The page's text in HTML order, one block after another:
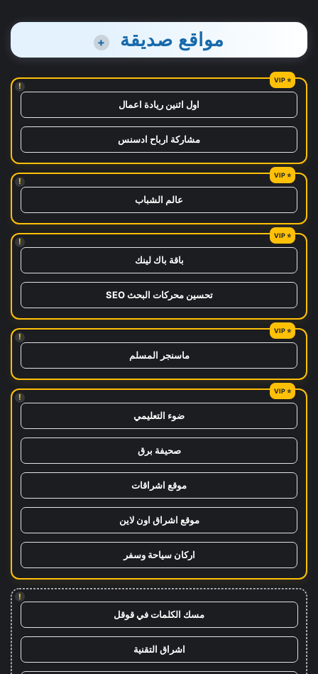
مواقع صديقة +
!
اول اثنين ريادة اعمال
مشاركة ارباح ادسنس
!
عالم الشباب
!
باقة باك لينك
تحسين محركات البحث SEO
!
ماسنجر المسلم
!
ضوء التعليمي
صحيفة برق
موقع اشراقات
موقع اشراق اون لاين
اركان سياحة وسفر
!
مسك الكلمات في قوقل
اشراق التقنية